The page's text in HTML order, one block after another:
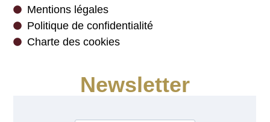
Mentions légales
Politique de confidentialité
Charte des cookies
Newsletter